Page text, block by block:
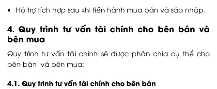
Hỗ trợ tích hợp sau khi tiến hành mua bán và sáp nhập.
4. Quy trình tư vấn tài chính cho bên bán và
bên mua
Quy trình tư vấn tài chính sẽ được phân chia cụ thể cho
bên bán và bên mua:
4.1. Quy trình tư vấn tài chính cho bên bán